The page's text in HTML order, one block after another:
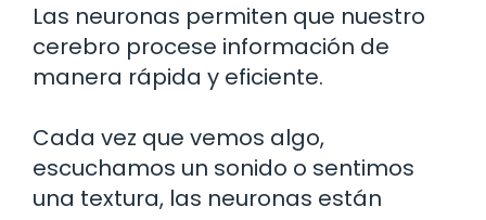
Las neuronas permiten que nuestro
cerebro procese información de
manera rápida y eficiente.
Cada vez que vemos algo,
escuchamos un sonido o sentimos
una textura, las neuronas están